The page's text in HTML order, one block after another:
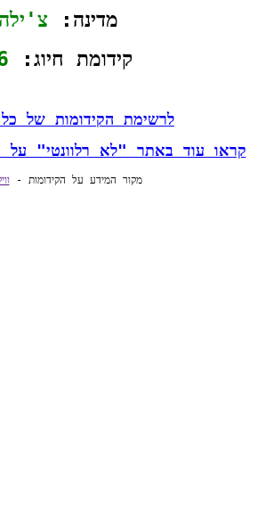
מדינה: צ'ילה
קידומת חיוג:
לרשימת הקידומות של כל
קראו עוד באתר "לא רלוונטי" על
מקור המידע על הקידומות -